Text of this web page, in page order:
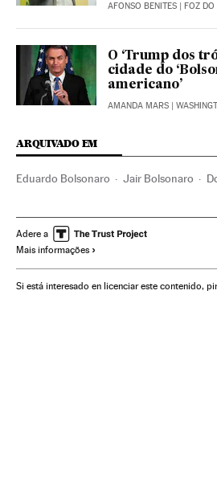
AFONSO BENITES | FOZ
O ‘Trump dos
cidade do
americano’
AMANDA MARS |
ARQUIVADO EM
Eduardo Bolsonaro Jair Bolsonaro
Relações internacionais América do
América do Sul
Relações exteriores Política
Adere a
Mais informações
Si está interesado en licenciar este contenido,